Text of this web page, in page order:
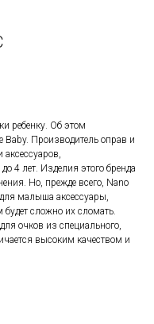
ребенку. Об этом
Baby. Производитель оправ и
аксессуаров,
4 лет. Изделия этого бренда
Но, прежде всего, Nano
малыша аксессуары,
будет сложно их сломать.
очков из специального,
высоким качеством и